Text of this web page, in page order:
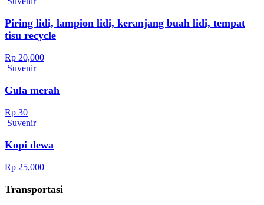
Piring lidi, lampion lidi, keranjang buah lidi, tempat
tisu recycle
Rp 20,000
Suvenir
Gula merah
Rp 30
Suvenir
Kopi dewa
Rp 25,000
Transportasi